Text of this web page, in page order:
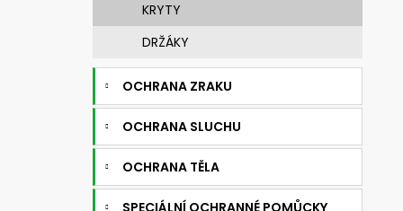
KRYTY
DRŽÁKY
OCHRANA ZRAKU
OCHRANA SLUCHU
OCHRANA TĚLA
SPECIÁLNÍ OCHRANNÉ POMŮCKY